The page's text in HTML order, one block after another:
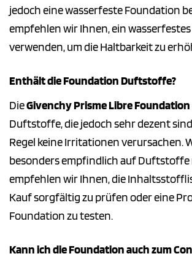
jedoch eine wasserfeste Foundation
empfehlen wir Ihnen, ein wasserfestes
verwenden, um die Haltbarkeit zu
Enthält die Foundation Duftstoffe?
DieGivenchy Prisme Libre Foundation
Duftstoffe, die jedoch sehr dezent
Regel keine Irritationen verursachen.
besonders empfindlich auf Duftstoffe
empfehlen wir Ihnen, die
Kauf sorgfältig zu prüfen oder eine
Foundation zu testen.
Kann ich die Foundation auch zum